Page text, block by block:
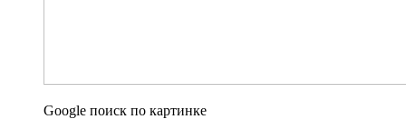
Google поиск по картинке